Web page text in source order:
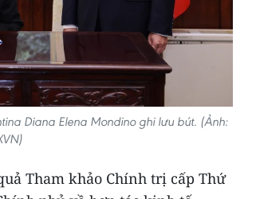
Diana Elena Mondino ghi lưu bút. (Ảnh:
Tham khảo Chính trị cấp Thứ